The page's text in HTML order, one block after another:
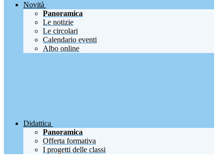
Novità
Panoramica
Le notizie
Le circolari
Calendario eventi
Albo online
Didattica
Panoramica
Offerta formativa
I progetti delle classi